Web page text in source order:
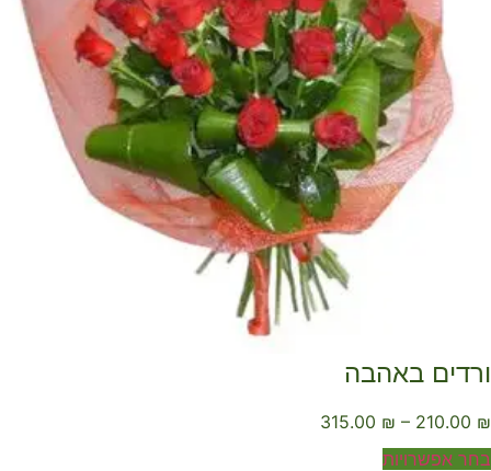
באהבה
210.00
–
₪
315.00
אפשרויות